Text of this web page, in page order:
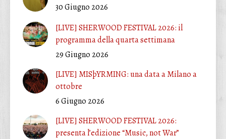
30 Giugno 2026
[LIVE] SHERWOOD FESTIVAL 2026: il
programma della quarta settimana
29 Giugno 2026
[LIVE] MISþYRMING: una data a Milano a
ottobre
6 Giugno 2026
[LIVE] SHERWOOD FESTIVAL 2026:
presenta l’edizione “Music, not War”